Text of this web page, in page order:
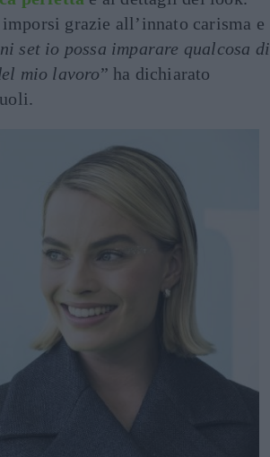
grazie all’innato carisma e
set io possa imparare qualcosa di
mio lavoro” ha dichiarato